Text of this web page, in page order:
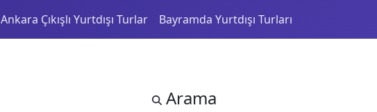
Ankara Çıkışlı Yurtdışı Turlar
Bayramda Yurtdışı Turları
Arama